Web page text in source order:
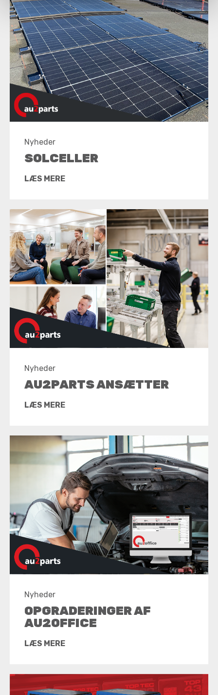
Nyheder
SOLCELLER
LÆS MERE
Nyheder
AU2PARTS ANSÆTTER
LÆS MERE
Nyheder
OPGRADERINGER AF
AU2OFFICE
LÆS MERE